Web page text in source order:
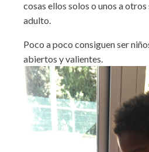
cosas ellos solos o unos a
adulto.
Poco a poco consiguen ser
abiertos y valientes.